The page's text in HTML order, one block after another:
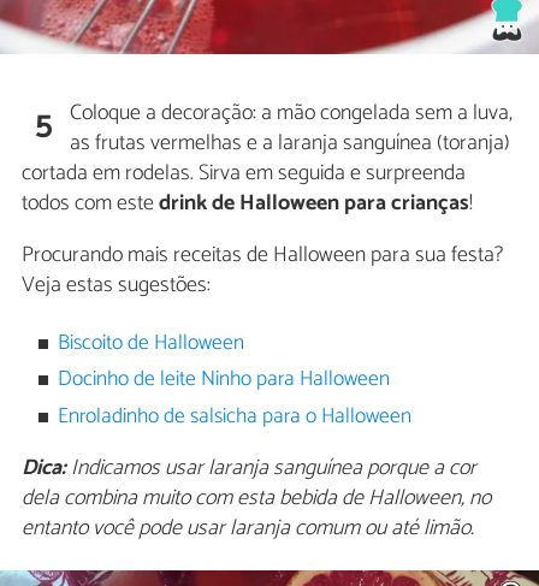
5 Coloque a decoração: a mão congelada sem a luva,
as frutas vermelhas e a laranja sanguínea (toranja)
cortada em rodelas. Sirva em seguida e surpreenda
todos com estedrink de Halloween para crianças!
Procurando mais receitas de Halloween para sua festa?
Veja estas sugestões:
Biscoito de Halloween
Docinho de leite Ninho para Halloween
Enroladinho de salsicha para o Halloween
Dica:Indicamos usar laranja sanguínea porque a cor
dela combina muito com esta bebida de Halloween, no
entanto você pode usar laranja comum ou até limão.